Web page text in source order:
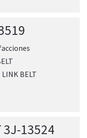
BELT
3J-13524